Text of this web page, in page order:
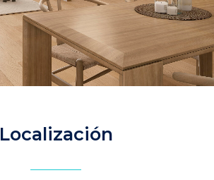
Localización